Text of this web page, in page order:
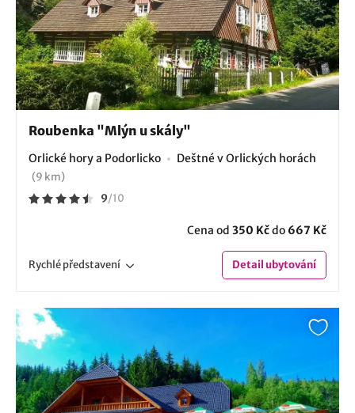
Roubenka "Mlýn u skály"
Orlické hory a Podorlicko Deštné v Orlických horách
(9 km)
9/10
Cena od 350 Kčdo 667 Kč
Rychlépředstavení Detailubytování